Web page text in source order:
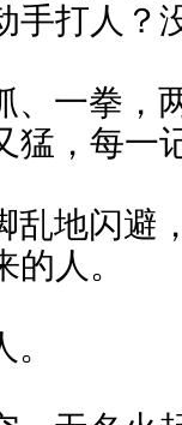
手打人？
一拳，
猛，每一
地闪避
人。